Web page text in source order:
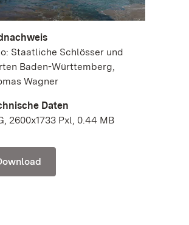
Staatliche Schlösser und
Baden-Württemberg,
Wagner
Daten
2600x1733 Pxl, 0.44 MB